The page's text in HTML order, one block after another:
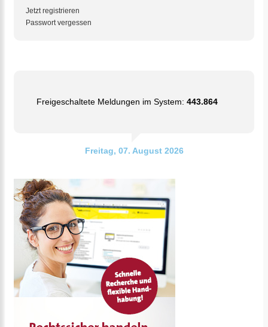
Jetzt registrieren
Passwort vergessen
Freigeschaltete Meldungen im System: 443.864
Freitag, 07. August 2026